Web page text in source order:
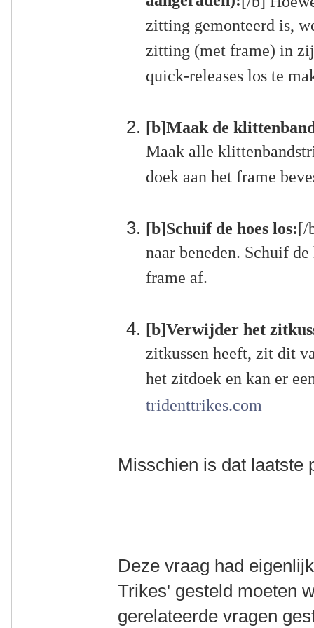
zitting gemonteerd is,
zitting (met frame) in
quick-releases los te
[b]Maak de
Maak alle
doek aan het frame
[b]Schuif de hoes los:[/
naar beneden. Schuif
frame af.
[b]Verwijder het
zitkussen heeft, zit dit
het zitdoek en kan er
tridenttrikes.com
Misschien is dat laatste
Deze vraag had
Trikes' gesteld moeten
gerelateerde vragen